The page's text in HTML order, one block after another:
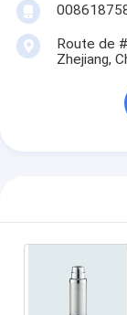
Route de
Zhejiang,